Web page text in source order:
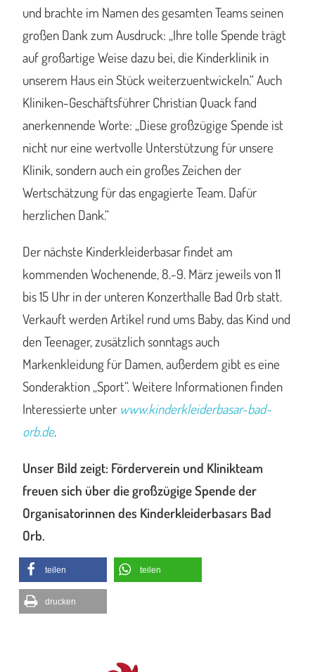
und brachte im Namen des gesamten Teams seinen
großen Dank zum Ausdruck: „Ihre tolle Spende trägt
auf großartige Weise dazu bei, die Kinderklinik in
unserem Haus ein Stück weiterzuentwickeln.“ Auch
Kliniken-Geschäftsführer Christian Quack fand
anerkennende Worte: „Diese großzügige Spende ist
nicht nur eine wertvolle Unterstützung für unsere
Klinik, sondern auch ein großes Zeichen der
Wertschätzung für das engagierte Team. Dafür
herzlichen Dank.“
Der nächste Kinderkleiderbasar findet am
kommenden Wochenende, 8.-9. März jeweils von 11
bis 15 Uhr in der unteren Konzerthalle Bad Orb statt.
Verkauft werden Artikel rund ums Baby, das Kind und
den Teenager, zusätzlich sonntags auch
Markenkleidung für Damen, außerdem gibt es eine
Sonderaktion „Sport“. Weitere Informationen finden
Interessierte unter www.kinderkleiderbasar-bad-
orb.de.
Unser Bild zeigt: Förderverein und Klinikteam
freuen sich über die großzügige Spende der
Organisatorinnen des Kinderkleiderbasars Bad
Orb.
teilen teilen
drucken